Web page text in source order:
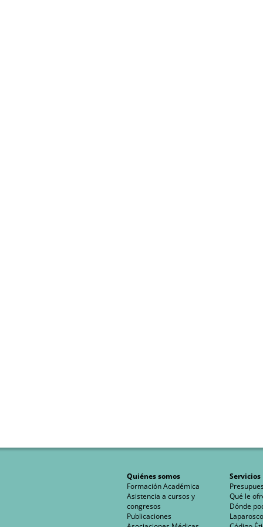
Quiénes somos
Formación Académica
Asistencia a cursos y
congresos
Publicaciones
Servicios
Qué le
Dónde